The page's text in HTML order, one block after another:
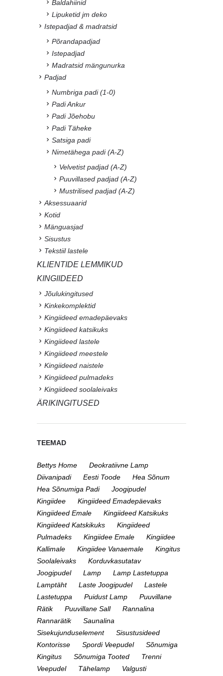
Baldahiinid
Lipuketid jm deko
Istepadjad & madratsid
Põrandapadjad
Istepadjad
Madratsid mängunurka
Padjad
Numbriga padi (1-0)
Padi Ankur
Padi Jõehobu
Padi Täheke
Satsiga padi
Nimetähega padi (A-Z)
Velvetist padjad (A-Z)
Puuvillased padjad (A-Z)
Mustrilised padjad (A-Z)
Aksessuaarid
Kotid
Mänguasjad
Sisustus
Tekstiil lastele
KLIENTIDE LEMMIKUD
KINGIIDEED
Jõulukingitused
Kinkekomplektid
Kingiideed emadepäevaks
Kingiideed katsikuks
Kingiideed lastele
Kingiideed meestele
Kingiideed naistele
Kingiideed pulmadeks
Kingiideed soolaleivaks
ÄRIKINGITUSED
TEEMAD
Bettys Home
Deokratiivne Lamp
Diivanipadi
Eesti Toode
Hea Sõnum
Hea Sõnumiga Padi
Joogipudel
Kingiidee
Kingiideed Emadepäevaks
Kingiideed Emale
Kingiideed Katsikuks
Kingiideed Katskikuks
Kingiideed
Pulmadeks
Kingiidee Emale
Kingiidee
Kallimale
Kingiidee Vanaemale
Kingitus
Soolaleivaks
Korduvkasutatav
Joogipudel
Lamp
Lamp Lastetuppa
Lamptäht
Laste Joogipudel
Lastele
Lastetuppa
Puidust Lamp
Puuvillane
Rätik
Puuvillane Sall
Rannalina
Rannarätik
Saunalina
Sisekujunduselement
Sisustusideed
Kontorisse
Spordi Veepudel
Sõnumiga
Kingitus
Sõnumiga Tooted
Trenni
Veepudel
Tähelamp
Valgusti